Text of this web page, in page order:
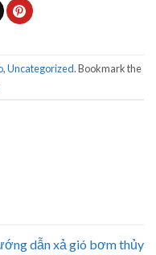
,Uncategorized. Bookmark the
dẫn xả gió bơm thủy